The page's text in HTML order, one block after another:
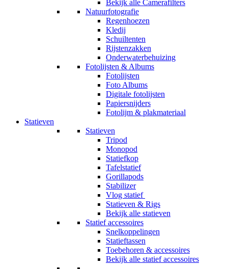
Bekijk alle Camerafilters
Natuurfotografie
Regenhoezen
Kledij
Schuiltenten
Rijstenzakken
Onderwaterbehuizing
Fotolijsten & Albums
Fotolijsten
Foto Albums
Digitale fotolijsten
Papiersnijders
Fotolijm & plakmateriaal
Statieven
Statieven
Tripod
Monopod
Statiefkop
Tafelstatief
Gorillapods
Stabilizer
Vlog statief
Statieven & Rigs
Bekijk alle statieven
Statief accessoires
Snelkoppelingen
Statieftassen
Toebehoren & accessoires
Bekijk alle statief accessoires